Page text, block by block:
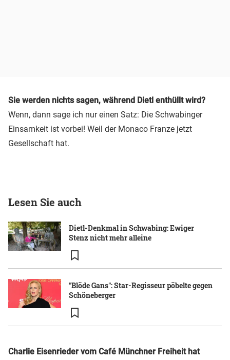
Sie werden nichts sagen, während Dietl enthüllt wird?
Wenn, dann sage ich nur einen Satz: Die Schwabinger
Einsamkeit ist vorbei! Weil der Monaco Franze jetzt
Gesellschaft hat.
Lesen Sie auch
Dietl-Denkmal in Schwabing: Ewiger
Stenz nicht mehr alleine
"Blöde Gans": Star-Regisseur pöbelte gegen
Schöneberger
Charlie Eisenrieder vom Café Münchner Freiheit hat